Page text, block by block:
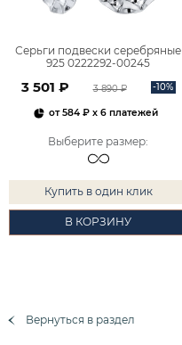
Серьги подвески серебряные
925 0222292-00245
3 501 ₽ 3 890 ₽ -10%
от584 ₽ x 6 платежей
Выберите размер:
Купить в один клик
В КОРЗИНУ
Вернуться в раздел